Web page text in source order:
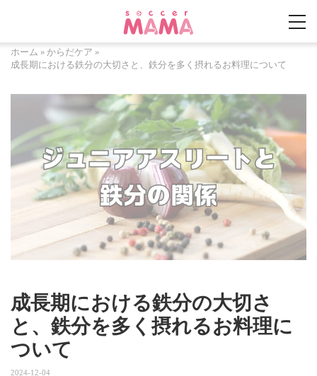
ホーム » からだケア »
成長期における鉄分の大切さと、鉄分を多く摂れるお料理について
成長期における鉄分の大切さ
と、鉄分を多く摂れるお料理に
ついて
2024-12-04